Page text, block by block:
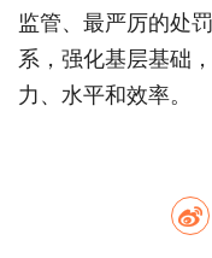
监管、最严厉的处
系，强化基层基础
力、水平和效率。